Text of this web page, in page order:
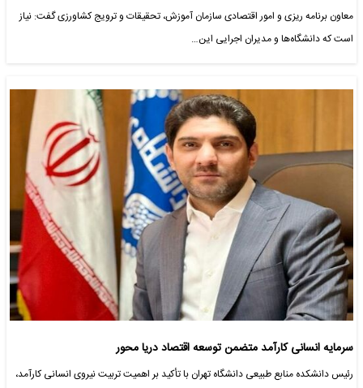
معاون برنامه ریزی و امور اقتصادی سازمان آموزش، تحقیقات و ترویج کشاورزی گفت: نیاز
است که دانشگاه‌ها و مدیران اجرایی این…
سرمایه انسانی کارآمد متضمن توسعه اقتصاد دریا محور
رئیس دانشکده منابع طبیعی دانشگاه تهران با تأکید بر اهمیت تربیت نیروی انسانی کارآمد،